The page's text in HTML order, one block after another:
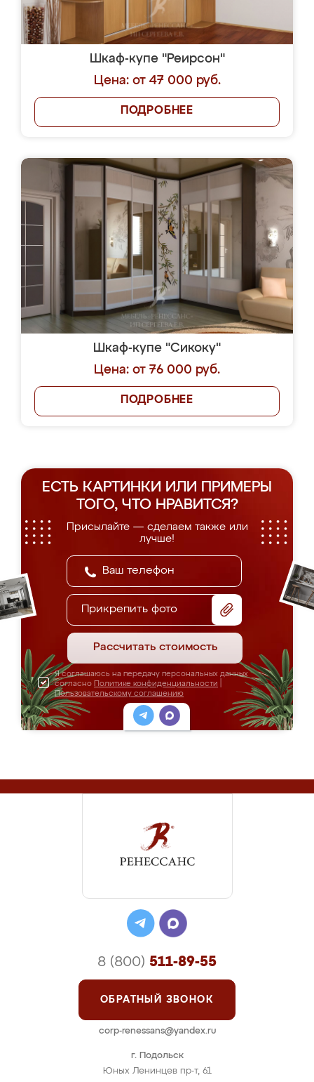
Шкаф-купе "Реирсон"
Цена: от 47 000 руб.
ПОДРОБНЕЕ
Шкаф-купе "Сикоку"
Цена: от 76 000 руб.
ПОДРОБНЕЕ
ЕСТЬ КАРТИНКИ ИЛИ ПРИМЕРЫ
ТОГО, ЧТО НРАВИТСЯ?
Присылайте — сделаем также или
лучше!
Прикрепить фото
Рассчитать стоимость
Я соглашаюсь на передачу персональных данных
согласно Политике конфиденциальности
Пользовательскому соглашению
г. Подольск
Юных Ленинцев пр-т, 61
8 (800) 511-89-55
ОБРАТНЫЙ ЗВОНОК
corp-renessans@yandex.ru